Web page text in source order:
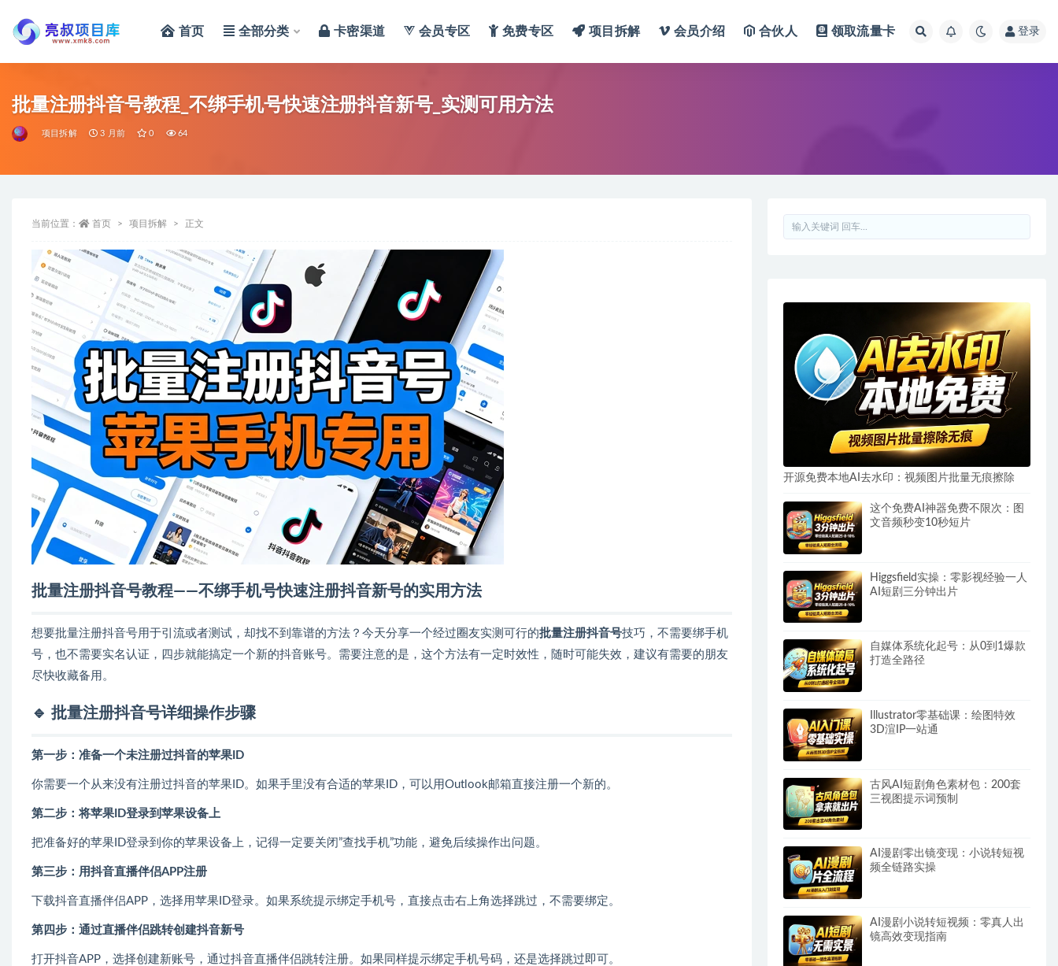
首页 全部分类 卡密渠道 会员专区 免费专区 项目拆解 会员介绍 合伙人 领取流量卡 登录
批量注册抖音号教程_不绑手机号快速注册抖音新号_实测可用方法
项目拆解 3 月前 0 64
当前位置： 首页 项目拆解 正文
批量注册抖音号教程——不绑手机号快速注册抖音新号的实用方法
想要批量注册抖音号用于引流或者测试，却找不到靠谱的方法？今天分享一个经过圈友实测可行的批量注册抖音号技巧，不需要绑手机
号，也不需要实名认证，四步就能搞定一个新的抖音账号。需要注意的是，这个方法有一定时效性，随时可能失效，建议有需要的朋友
尽快收藏备用。
🔹 批量注册抖音号详细操作步骤
第一步：准备一个未注册过抖音的苹果ID
你需要一个从来没有注册过抖音的苹果ID。如果手里没有合适的苹果ID，可以用Outlook邮箱直接注册一个新的。
第二步：将苹果ID登录到苹果设备上
把准备好的苹果ID登录到你的苹果设备上，记得一定要关闭”查找手机”功能，避免后续操作出问题。
第三步：用抖音直播伴侣APP注册
下载抖音直播伴侣APP，选择用苹果ID登录。如果系统提示绑定手机号，直接点击右上角选择跳过，不需要绑定。
第四步：通过直播伴侣跳转创建抖音新号
打开抖音APP，选择创建新账号，通过抖音直播伴侣跳转注册。如果同样提示绑定手机号码，还是选择跳过即可。
开源免费本地AI去水印：视频图片批量无痕擦除
这个免费AI神器免费不限次：图
文音频秒变10秒短片
Higgsfield实操：零影视经验一人
AI短剧三分钟出片
自媒体系统化起号：从0到1爆款
打造全路径
Illustrator零基础课：绘图特效
3D渲IP一站通
古风AI短剧角色素材包：200套
三视图提示词预制
AI漫剧零出镜变现：小说转短视
频全链路实操
AI漫剧小说转短视频：零真人出
镜高效变现指南